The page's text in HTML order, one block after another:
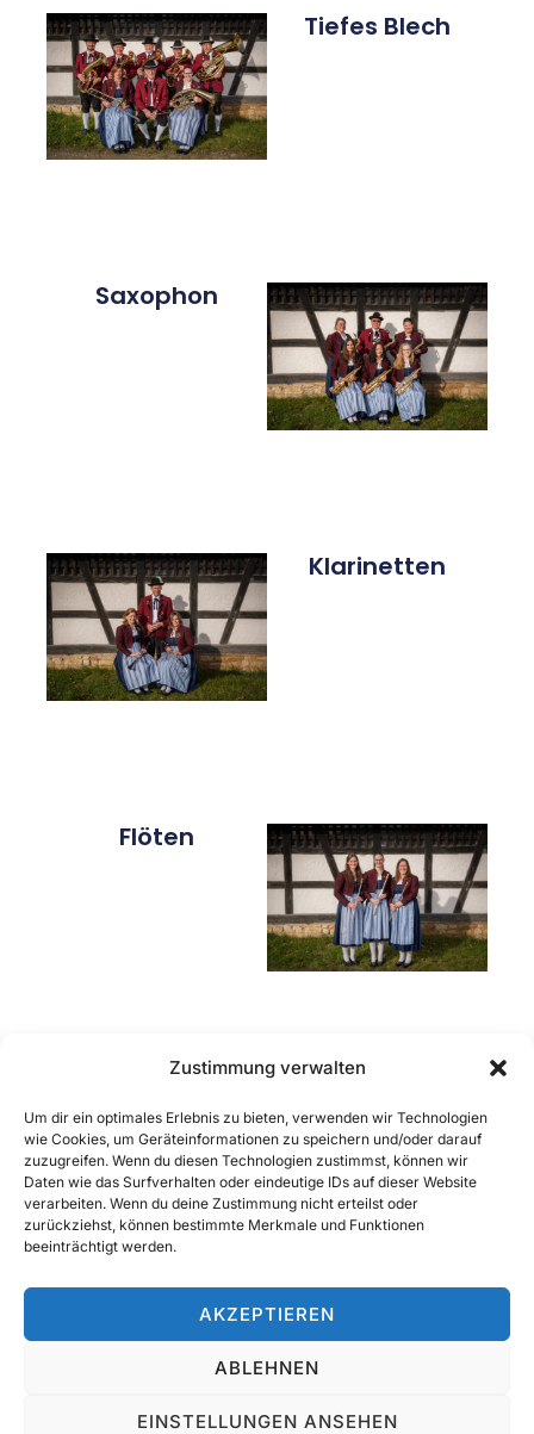
Zustimmung verwalten
Um dir ein optimales Erlebnis zu bieten, verwenden wir Technologien
wie Cookies, um Geräteinformationen zu speichern und/oder darauf
zuzugreifen. Wenn du diesen Technologien zustimmst, können wir
Daten wie das Surfverhalten oder eindeutige IDs auf dieser Website
verarbeiten. Wenn du deine Zustimmung nicht erteilst oder
zurückziehst, können bestimmte Merkmale und Funktionen
beeinträchtigt werden.
AKZEPTIEREN
ABLEHNEN
EINSTELLUNGEN ANSEHEN
Tiefes Blech
Saxophon
Klarinetten
Flöten
Schlagwerk